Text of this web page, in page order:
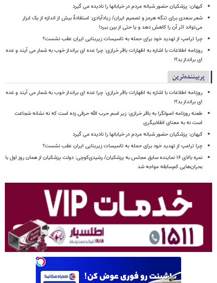
کیهان: پزشکیان حضور شبانه مردم در خیابانها را نادیده می گیرد
شعر سعدی برای تنگه هرمز و تصمیم ایران/ زیادآبادی: استفادهٔ بیش از اندازه از یک ابزار
می‌تواند اثر آن را کاهش دهد و یا حتی از بین ببرد!
چرا ترامپ از تهدید خود برای حمله به تاسیسات زیربنایی ایران عقب نشست؟
روزنامه اطلاعات با اشاره به اظهارات باقر خرازی: چرا عده ای برانداز خوب به شمار می آیند و عده
ای برانداز بد؟!
پربیننده‌ترین
روزنامه اطلاعات با اشاره به اظهارات باقر خرازی: چرا عده ای برانداز خوب به شمار می آیند و عده
ای برانداز بد؟!
طعنه روزنامه اصولگرا به باقر خرازی: زیر اسم حرب الله حرفی زده است که نه نشانه شجاعت
است نه به معنای انقلابیگری
کیهان: پزشکیان حضور شبانه مردم در خیابانها را نادیده می گیرد
چرا ترامپ از تهدید خود برای حمله به تاسیسات زیربنایی ایران عقب نشست؟
نمره بالای ۱۶ نماینده سابق مجلس به پزشکیان/ رشیدی‌کوچی: دولت پزشکیان از همان روز اول با
بحران‌هایی کم‌سابقه مواجه شد